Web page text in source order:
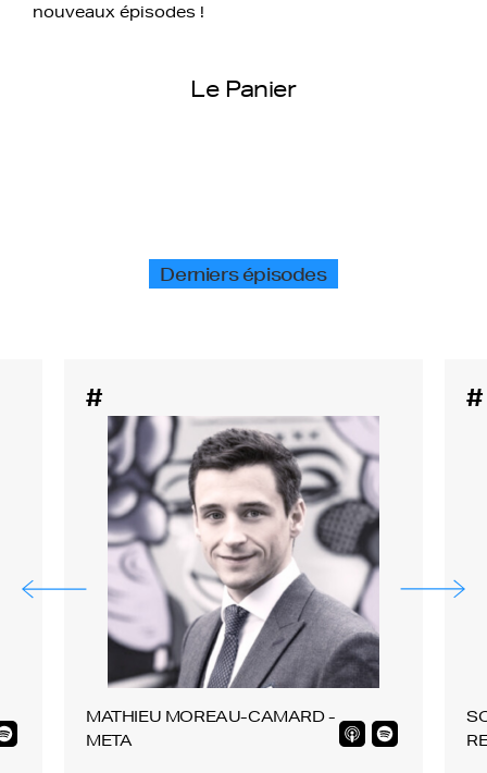
nouveaux épisodes !
Le Panier
Derniers épisodes
#
MATHIEU MOREAU-CAMARD -
META
#